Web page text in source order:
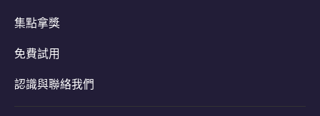
集點拿獎
免費試用
認識與聯絡我們